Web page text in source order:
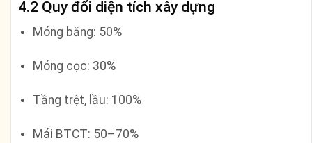
4.2 Quy đổi diện tích xây dựng
Móng băng: 50%
Móng cọc: 30%
Tầng trệt, lầu: 100%
Mái BTCT: 50–70%